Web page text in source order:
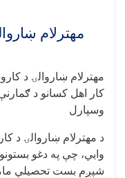
مهترلام
مهترلام ښاروالۍ د
کار اهل کسانو د
وسپارل
د مهترلام ښاروالۍ د
وایي، چې په دغو
شپږم بست تحصیلي